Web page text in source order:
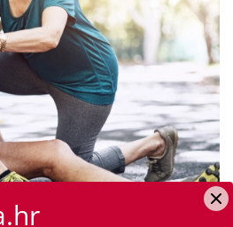
bolnih zglobova?